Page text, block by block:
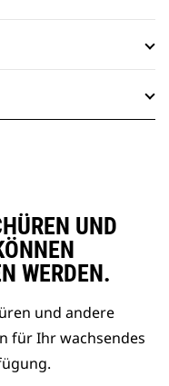
UND
WERDEN.
und andere
für Ihr wachsendes